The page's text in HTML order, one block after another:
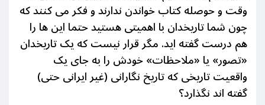
وقت و حوصله کتاب خواندن ندارند و فکر می کنند که
چون شما تاریخدان با اهمیتی هستید حتما این ها را
هم درست گفته اید. مگر قرار نیست که یک تاریخدان
«تصور» یا «ملاحظات» خودش را به جای یک
واقعیت تاریخی که تاریخ نگارانی (غیر ایرانی حتی)
گفته اند نگذارد؟